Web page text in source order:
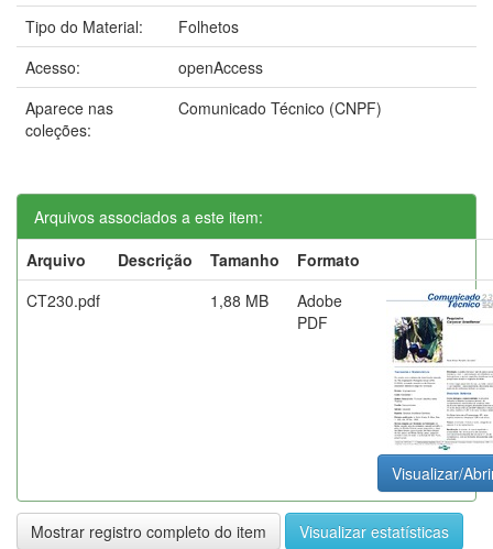
Tipo do Material:
Folhetos
Acesso:
openAccess
Aparece nas
coleções:
Comunicado Técnico (CNPF)
Arquivos associados a este item:
Arquivo
Descrição Tamanho
Formato
CT230.pdf
1,88 MB
Adobe
PDF
Visualizar/
Mostrar registro completo do item Visualizar estatísticas